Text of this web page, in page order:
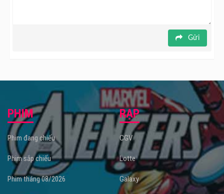
Gửi
PHIM
Phim đang chiếu
Phim sắp chiếu
Phim tháng 08/2026
RẠP
CGV
Lotte
Galaxy